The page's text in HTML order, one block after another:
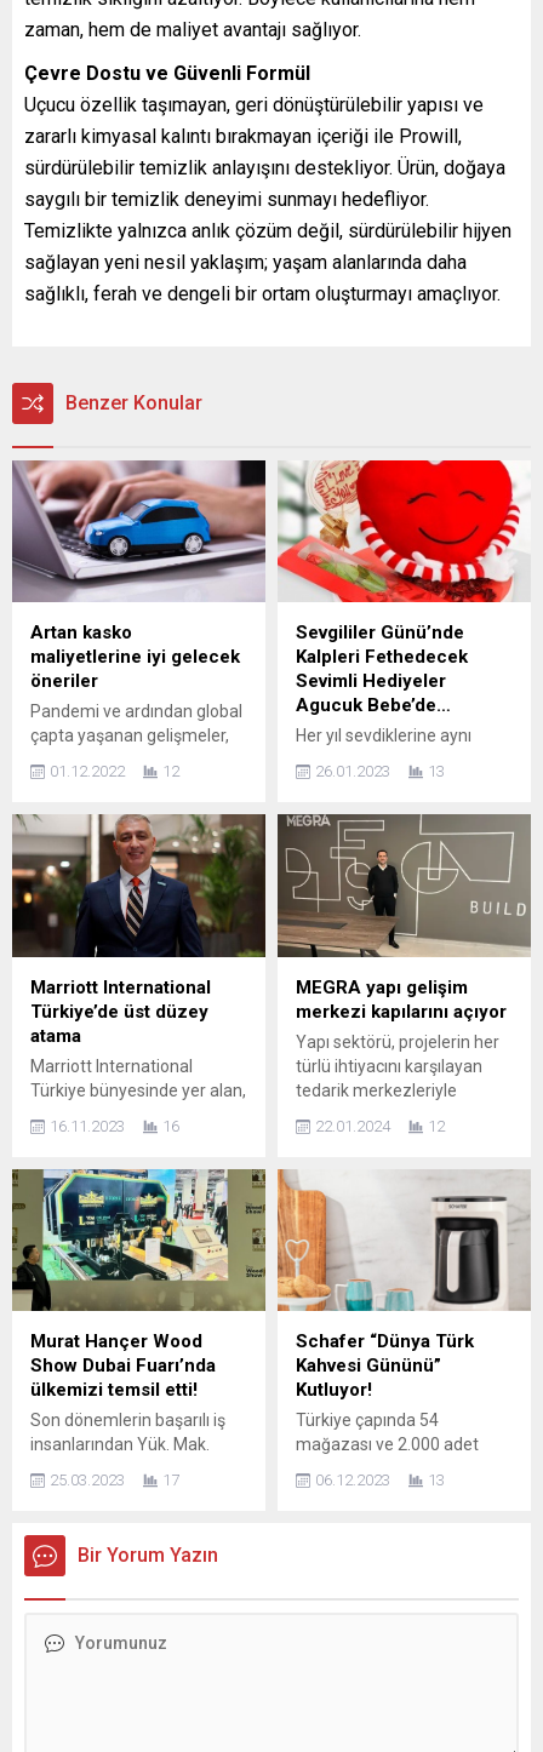
zaman, hem de maliyet avantajı sağlıyor.
Çevre Dostu ve Güvenli Formül
Uçucu özellik taşımayan, geri dönüştürülebilir yapısı ve
zararlı kimyasal kalıntı bırakmayan içeriği ile Prowill,
sürdürülebilir temizlik anlayışını destekliyor. Ürün, doğaya
saygılı bir temizlik deneyimi sunmayı hedefliyor.
Temizlikte yalnızca anlık çözüm değil, sürdürülebilir hijyen
sağlayan yeni nesil yaklaşım; yaşam alanlarında daha
sağlıklı, ferah ve dengeli bir ortam oluşturmayı amaçlıyor.
Benzer Konular
Artan kasko
maliyetlerine iyi gelecek
öneriler
Pandemi ve ardından global
çapta yaşanan gelişmeler,
dalgalanmalar, yedek parça
Bu durum kasko
maaliyetlerinin geçen yıla
göre artmasını beraberinde
getirdi. Araç sahiplerinin
alacakları minik önlemlerle
artan kasko maaliyetleri
karşısında bütçe ve
ihtiyaçlarına özel çözümler
bulabileceklerini belirten
Genel Müdürü Sylvain
Ducros,...
01.12.2022 12
Sevgililer Günü’nde
Kalpleri Fethedecek
Sevimli Hediyeler
Agucuk Bebe’de…
Her yıl sevdiklerine aynı
sıkılanlara ya da ne
veremeyenlere müjde!
Agucuk Bebe tarafından el
emeği ile hazırlanmış,
birbirinden sevimli kalpli
amigurumi oyuncaklar ile
onun kalbini
fethedebilirsiniz. Dört kız
kardeş tarafından kurulan
Four Sisters’ Handmade’in
markası Agucuk Bebe,
tamamen el emeği göz nuru
olarak, örgü...
26.01.2023 13
Marriott International
Türkiye’de üst düzey
atama
Marriott International
Türkiye bünyesinde yer alan,
tarzı oteli 5 yıldızlı Le
Genel Müdür olarak Sinan
Udil atandı. Otelcilik
sektöründe 30 yılı aşkın
deneyimi, yurt içi ve yurt dışı
tecrübeleriyle Le Méridien
Istanbul Etiler’e marka ve
kültür yapılanması
alanlarında da liderlik
edecek olan...
16.11.2023 16
MEGRA yapı gelişim
merkezi kapılarını açıyor
Yapı sektörü, projelerin her
türlü ihtiyacını karşılayan
tedarik merkezleriyle
A+ yapı malzemelerinin
uygulama konularında
hizmet veren yapı gelişim
merkezi, paydaşlarının
çözüm ortağı olma amacıyla
kapılarını Beşiktaş’ta açıyor.
Çevre dostu ve sürdürülebilir
mimari ve tasarım
çözümleri sunacak marka,
evler için lider bir tedarik
noktası...
22.01.2024 12
Murat Hançer Wood
Show Dubai Fuarı’nda
ülkemizi temsil etti!
Son dönemlerin başarılı iş
insanlarından Yük. Mak.
Mart 2023 tarihinde Dubai
Ahşap ve Ahşap Sanayi
Fuarında tüm dünya
kendi tasarımları olan ağaç
25.03.2023 17
Schafer “Dünya Türk
Kahvesi Gününü”
Kutluyor!
Türkiye çapında 54
mağazası ve 2.000 adet
özgün, şık ve dayanıklı ürün
06.12.2023 13
Bir Yorum Yazın